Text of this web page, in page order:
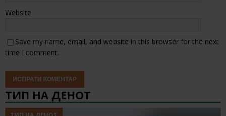
Website
Save my name, email, and website in this browser for the next
time I comment.
ТИП НА ДЕНОТ